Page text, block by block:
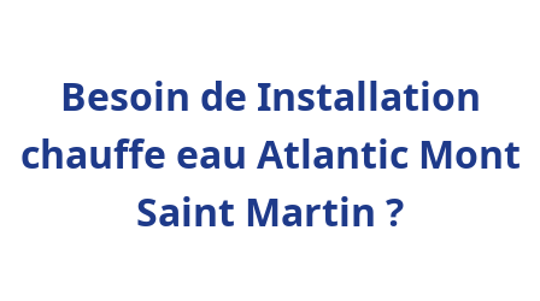
Besoin de Installation
chauffe eau Atlantic Mont
Saint Martin ?